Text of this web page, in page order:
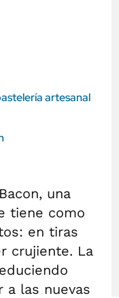
artesanal
una
tiene como
en tiras
crujiente. La
a las nuevas